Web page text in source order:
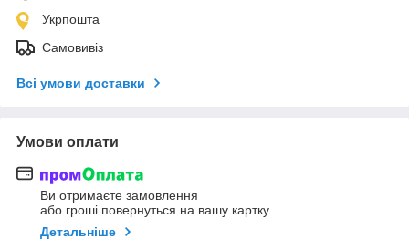
Укрпошта
Самовивіз
Всі умови доставки
Умови оплати
Ви отримаєте замовлення
або гроші повернуться на вашу картку
Детальніше